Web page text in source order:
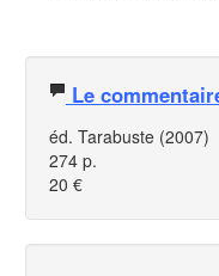
Le
éd. Tarabuste (2007)
274 p.
20 €